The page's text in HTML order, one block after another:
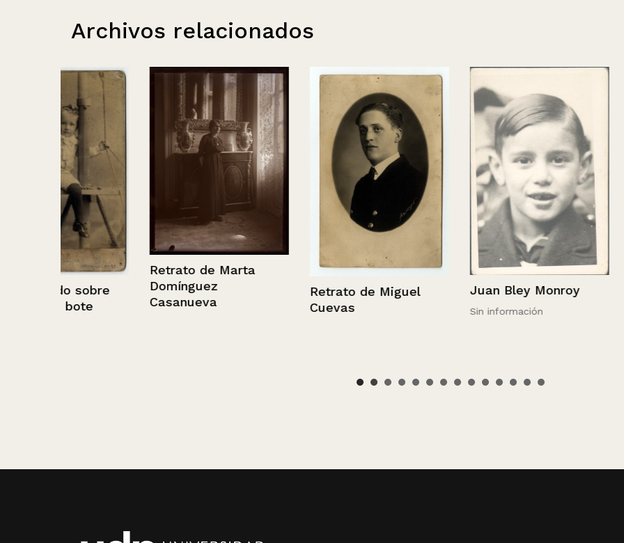
Archivos relacionados
Retrato de Marta
Domínguez
Casanueva
Retrato de Miguel
Juan Bley Monroy
Chile Lago
V. Villarrica